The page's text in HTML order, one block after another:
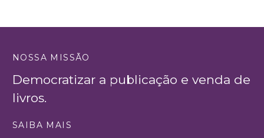
NOSSA MISSÃO
Democratizar a publicação e venda de
livros.
SAIBA MAIS